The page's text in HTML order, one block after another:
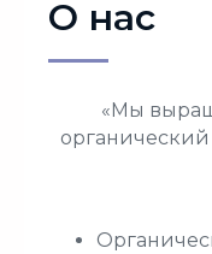
О нас
«Мы